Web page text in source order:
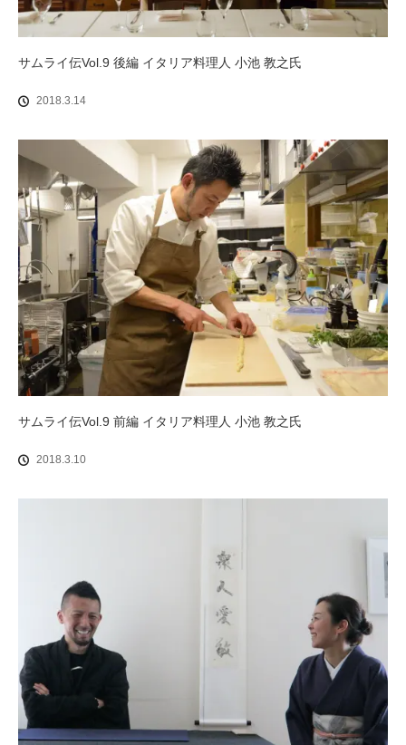
サムライ伝Vol.9 後編 イタリア料理人 小池 教之氏
2018.3.14
サムライ伝Vol.9 前編 イタリア料理人 小池 教之氏
2018.3.10